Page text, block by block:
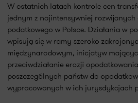
W ostatnich latach kontrole cen
jednym z najintensywniej
podatkowego w Polsce. Działania w
wpisują się w ramy szeroko
międzynarodowym, inicjatyw
przeciwdziałanie erozji
poszczególnych państw do
wypracowanych w ich jurysdykcjach